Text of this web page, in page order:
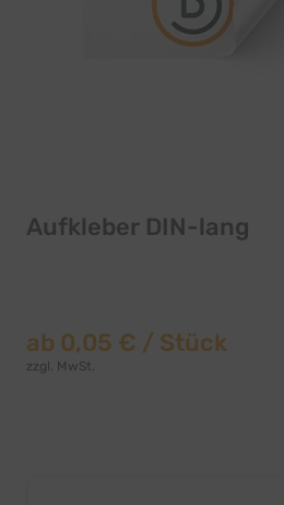
Aufkleber DIN-lang
ab 0,05 € / Stück
zzgl. MwSt.